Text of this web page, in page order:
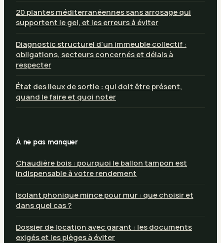
20 plantes méditerranéennes sans arrosage qui
supportent le gel, et les erreurs à éviter
Diagnostic structurel d’un immeuble collectif :
obligations, secteurs concernés et délais à
respecter
État des lieux de sortie : qui doit être présent,
quand le faire et quoi noter
À ne pas manquer
Chaudière bois : pourquoi le ballon tampon est
indispensable à votre rendement
Isolant phonique mince pour mur : que choisir et
dans quel cas ?
Dossier de location avec garant : les documents
exigés et les pièges à éviter